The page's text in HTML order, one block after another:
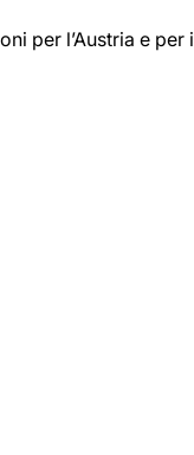
per l’Austria e per i